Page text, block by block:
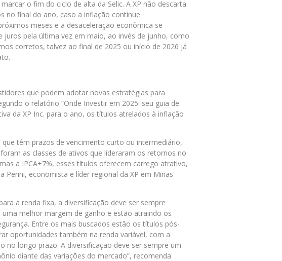
o fim do ciclo de alta da Selic. A XP não descarta
no final do ano, caso a inflação continue
meses e a desaceleração econômica se
pela última vez em maio, ao invés de junho, como
corretos, talvez ao final de 2025 ou início de 2026 já
que podem adotar novas estratégias para
o relatório “Onde Investir em 2025: seu guia de
da XP Inc. para o ano, os títulos atrelados à inflação
têm prazos de vencimento curto ou intermediário,
as classes de ativos que lideraram os retornos no
a IPCA+7%, esses títulos oferecem carrego atrativo,
Perini, economista e líder regional da XP em Minas
a renda fixa, a diversificação deve ser sempre
melhor margem de ganho e estão atraindo os
Entre os mais buscados estão os títulos pós-
oportunidades também na renda variável, com a
no longo prazo. A diversificação deve ser sempre um
diante das variações do mercado”, recomenda